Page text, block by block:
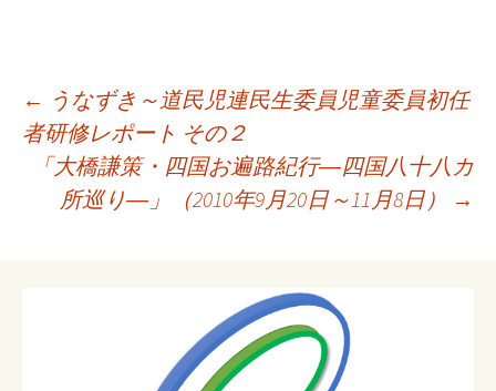
← うなずき～道民児連民生委員児童委員初任
者研修レポート その２
「大橋謙策・四国お遍路紀行―四国八十八カ
所巡り―」（2010年9月20日～11月8日）
→